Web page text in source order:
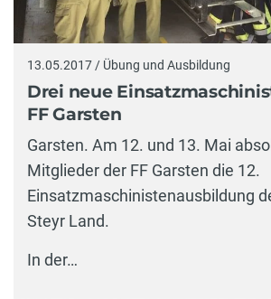
13.05.2017 / Übung und Ausbildung
Drei neue
FF Garsten
Garsten. Am 12. und 13. Mai
Mitglieder der FF Garsten die 12.
Einsatzmaschinistenausbildung
Steyr Land.
In der…